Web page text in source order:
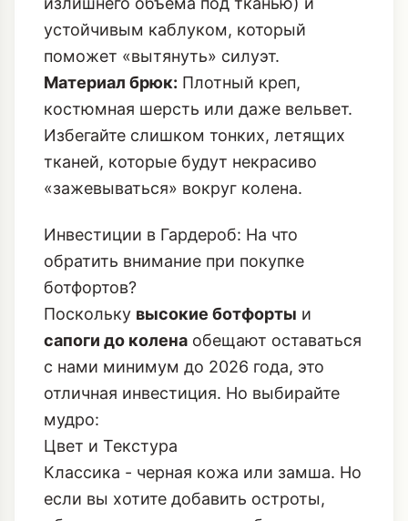
устойчивым каблуком, который
поможет «вытянуть» силуэт.
Материал брюк: Плотный креп,
костюмная шерсть или даже вельвет.
Избегайте слишком тонких, летящих
тканей, которые будут некрасиво
«зажевываться» вокруг колена.
Инвестиции в Гардероб: На что
обратить внимание при покупке
ботфортов?
Поскольку высокие ботфорты и
сапоги до колена обещают оставаться
с нами минимум до 2026 года, это
отличная инвестиция. Но выбирайте
мудро:
Цвет и Текстура
Классика - черная кожа или замша. Но
если вы хотите добавить остроты,